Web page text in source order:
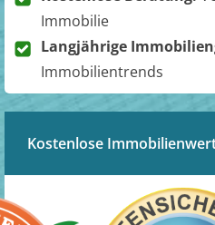
Immobilie
Langjährige
Immobilientrends
Kostenlose